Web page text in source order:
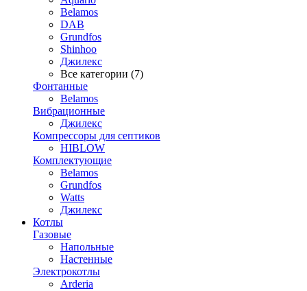
Belamos
DAB
Grundfos
Shinhoo
Джилекс
Все категории (7)
Фонтанные
Belamos
Вибрационные
Джилекс
Компрессоры для септиков
HIBLOW
Комплектующие
Belamos
Grundfos
Watts
Джилекс
Котлы
Газовые
Напольные
Настенные
Электрокотлы
Arderia